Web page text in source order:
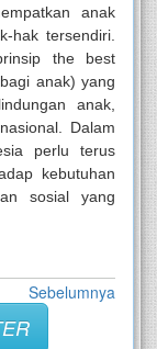
anak
hak tersendiri.
the best
anak) yang
anak,
Dalam
perlu terus
kebutuhan
sosial yang
Sebelumnya